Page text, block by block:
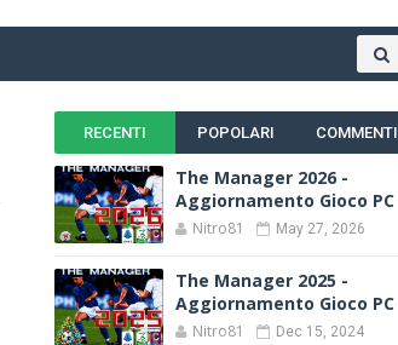
RECENTI POPOLARI COMMENTI
The Manager 2026 -
Aggiornamento Gioco PC
Nitro81 May 27, 2026
The Manager 2025 -
Aggiornamento Gioco PC
Nitro81 Dec 15, 2024